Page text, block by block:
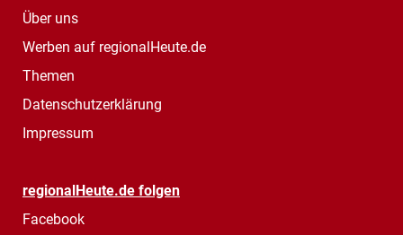
Über uns
Werben auf regionalHeute.de
Themen
Datenschutzerklärung
Impressum
regionalHeute.de folgen
Facebook